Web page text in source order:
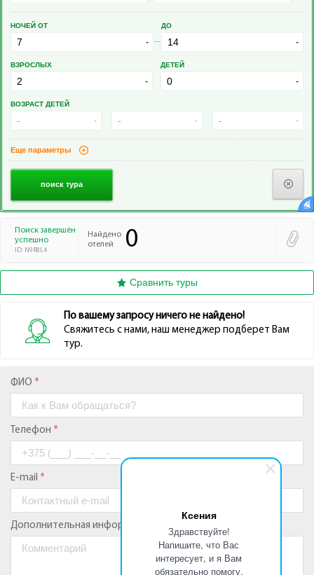
Ксения
Здравствуйте!
Напишите, что Вас
интересует, и я Вам
обязательно помогу.